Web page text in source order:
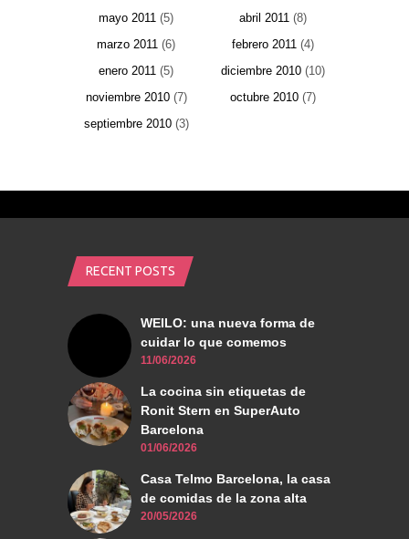
mayo 2011 (5) abril 2011 (8)
marzo 2011 (6) febrero 2011 (4)
enero 2011 (5) diciembre 2010 (10)
noviembre 2010(7) octubre 2010 (7)
septiembre 2010(3)
RECENT POSTS
WEILO: una nueva forma de
cuidar lo que comemos
11/06/2026
La cocina sin etiquetas de
Ronit Stern en SuperAuto
Barcelona
01/06/2026
Casa Telmo Barcelona, la casa
de comidas de la zona alta
20/05/2026